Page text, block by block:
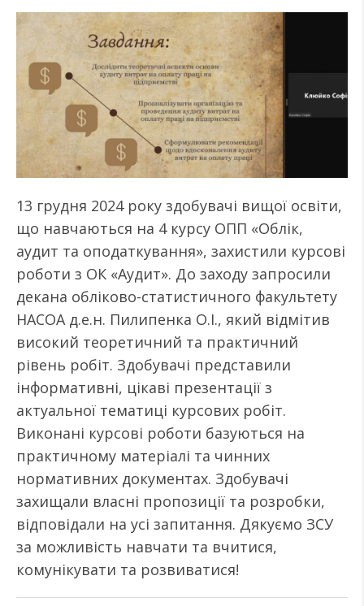
13 грудня 2024 року здобувачі вищої освіти,
що навчаються на 4 курсу ОПП «Облік,
аудит та оподаткування», захистили курсові
роботи з ОК «Аудит». До заходу запросили
декана обліково-статистичного факультету
НАСОА д.е.н. Пилипенка О.І., який відмітив
високий теоретичний та практичний
рівень робіт. Здобувачі представили
інформативні, цікаві презентації з
актуальної тематиці курсових робіт.
Виконані курсові роботи базуються на
практичному матеріалі та чинних
нормативних документах. Здобувачі
захищали власні пропозиції та розробки,
відповідали на усі запитання. Дякуємо ЗСУ
за можливість навчати та вчитися,
комунікувати та розвиватися!